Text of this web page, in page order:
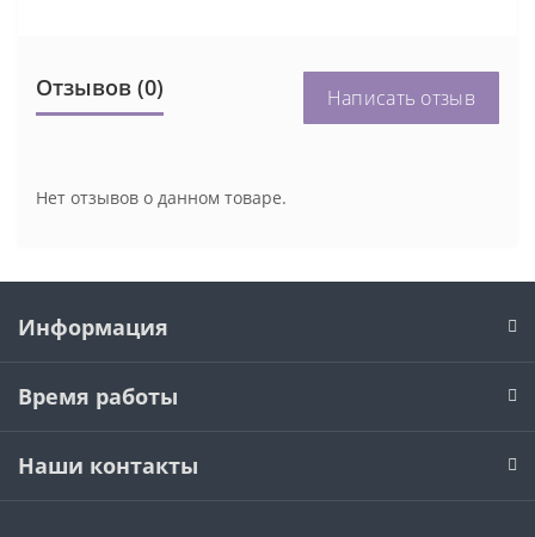
Отзывов (0) Написать отзыв
Нет отзывов о данном товаре.
Информация
Время работы
Наши контакты